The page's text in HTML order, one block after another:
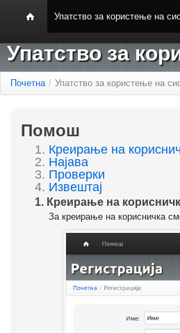
Упатство за користење на
Упатство за
Почетна / Упатство за користење на
Помош
1. Креирање на
2. Најава
3. Проверки
4. Извештај
1. Креирање на
За креирање на корисничка